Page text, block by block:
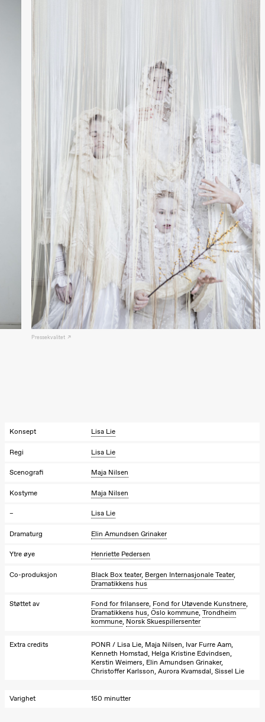
Kylén Collins
Lucky show
Lille scene
Lørdag 10. oktober
Ebnflōh
Mōnad
Store scene
(Black Box
teater)
Søndag 11. oktober
Ebnflōh
Mōnad
Store scene
(Black Box
19.00
The Elsa
Project
Lørdag 28. november
19.00
Ilse Ghekiere
The Elsa
19.00
Ilse Ghekiere
Pressekvalitet
Konsept Lisa Lie
Regi Lisa Lie
Scenografi Maja Nilsen
Kostyme Maja Nilsen
– Lisa Lie
Dramaturg Elin Amundsen Grinaker
Ytre øye Henriette Pedersen
Co-produksjon Black Box teater, Bergen Internasjonale Teater,
Dramatikkens hus
Støttet av Fond for frilansere, Fond for Utøvende Kunstnere,
Dramatikkens hus,Oslo kommune,Trondheim
kommune, Norsk Skuespillersenter
Extra credits
PONR / Lisa Lie, Maja Nilsen, Ivar Furre Aam,
Kenneth Homstad, Helga Kristine Edvindsen,
Kerstin Weimers, Elin Amundsen Grinaker,
Christoffer Karlsson, Aurora Kvamsdal, Sissel Lie
Varighet 150 minutter